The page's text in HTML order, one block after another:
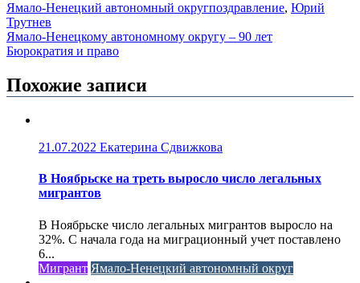
Ямало-Ненецкий автономный округпоздравление, Юрий
Трутнев
Навигация
по
записям
Ямало-Ненецкому автономному округу – 90 лет
Бюрократия и право
Похожие записи
21.07.2022 Екатерина Сдвижкова
В Ноябрьске на треть выросло число легальных
мигрантов
В Ноябрьске число легальных мигрантов выросло на
32%. С начала года на миграционный учет поставлено
6...
Мигрант Ямало-Ненецкий автономный округ